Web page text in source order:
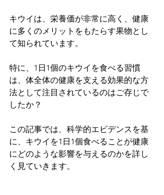
キウイは、栄養価が非常に高く、健康
に多くのメリットをもたらす果物とし
て知られています。
特に、1日1個のキウイを食べる習慣
は、体全体の健康を支える効果的な方
法として注目されているのはご存じで
したか？
この記事では、科学的エビデンスを基
に、キウイを1日1個食べることが健康
にどのような影響を与えるのかを詳し
く見ていきます。